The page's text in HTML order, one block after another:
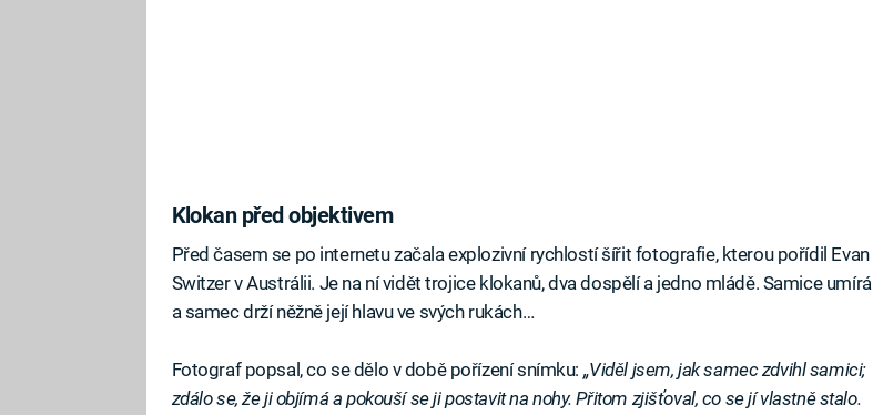
Klokan před objektivem
Před časem se po internetu začala explozivní rychlostí šířit fotografie, kterou pořídil Evan
Switzer v Austrálii. Je na ní vidět trojice klokanů, dva dospělí a jedno mládě. Samice umírá
a samec drží něžně její hlavu ve svých rukách…
Fotograf popsal, co se dělo v době pořízení snímku: „Viděl jsem, jak samec zdvihl samici;
zdálo se, že ji objímá a pokouší se ji postavit na nohy. Přitom zjišťoval, co se jí vlastně stalo.